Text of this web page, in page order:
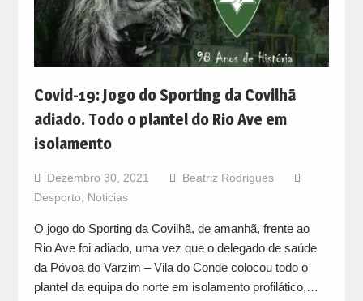
Covid-19: Jogo do Sporting da Covilhã
adiado. Todo o plantel do Rio Ave em
isolamento
Dezembro 30, 2021
Beatriz Rodrigues
Desporto, Noticias
O jogo do Sporting da Covilhã, de amanhã, frente ao
Rio Ave foi adiado, uma vez que o delegado de saúde
da Póvoa do Varzim – Vila do Conde colocou todo o
plantel da equipa do norte em isolamento profilático,…